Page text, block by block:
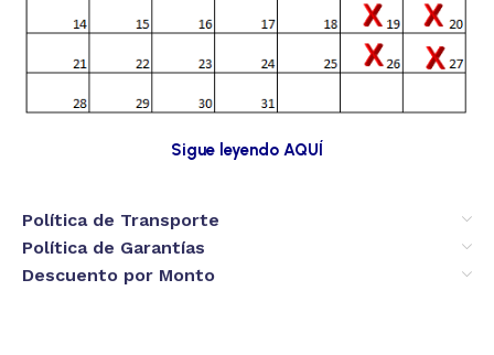
Sigue leyendo AQUÍ
Política de Transporte
Política de Garantías
Descuento por Monto